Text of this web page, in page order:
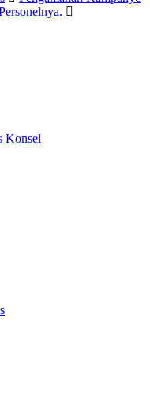
Konsel